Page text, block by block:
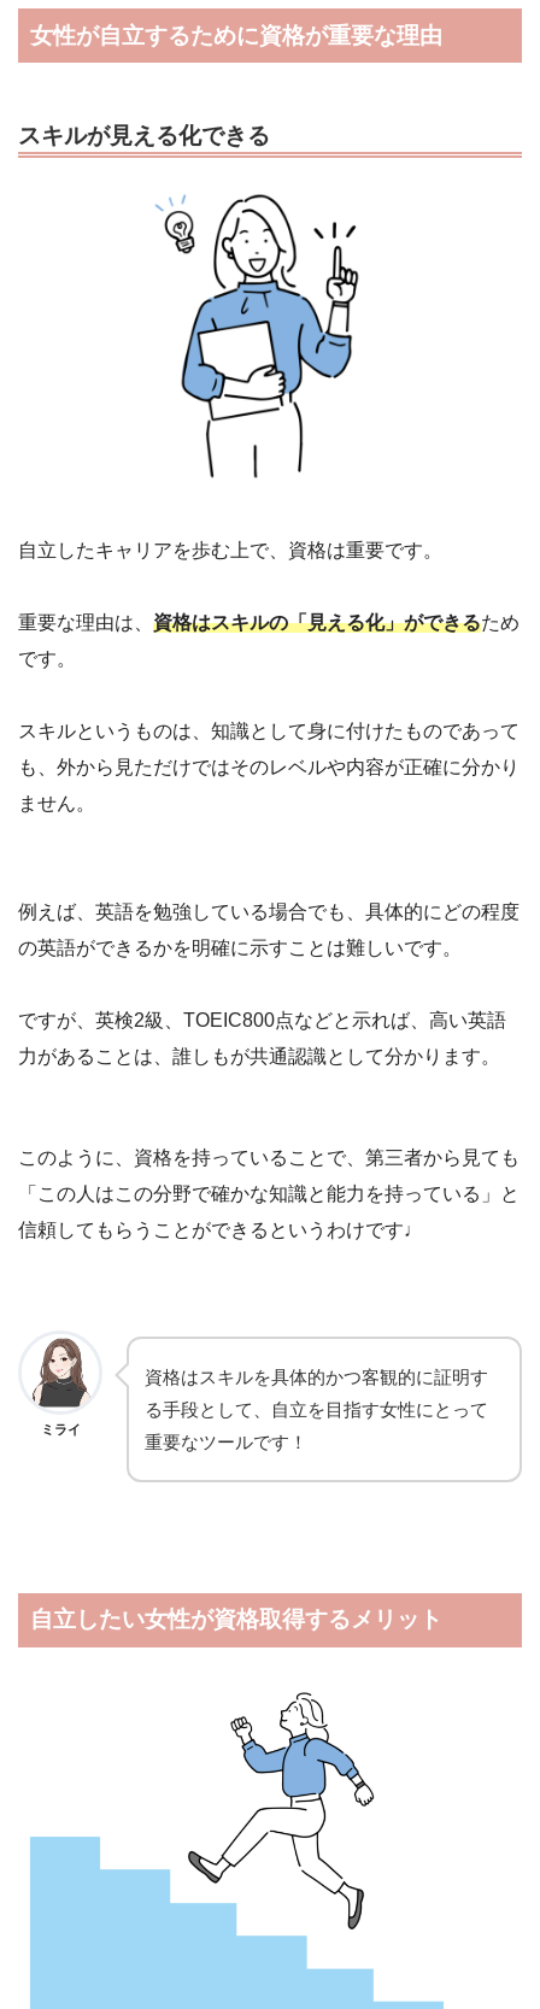
女性が自立するために資格が重要な理由
スキルが見える化できる
自立したキャリアを歩む上で、資格は重要です。
重要な理由は、 資格はスキルの「見える化」ができるため
です。
スキルというものは、知識として身に付けたものであって
も、外から見ただけではそのレベルや内容が正確に分かり
ません。
例えば、英語を勉強している場合でも、具体的にどの程度
の英語ができるかを明確に示すことは難しいです。
ですが、英検2級、TOEIC800点などと示れば、高い英語
力があることは、誰しもが共通認識として分かります。
このように、資格を持っていることで、第三者から見ても
「この人はこの分野で確かな知識と能力を持っている」と
信頼してもらうことができるというわけです♩
ミライ
資格はスキルを具体的かつ客観的に証明す
る手段として、自立を目指す女性にとって
重要なツールです！
自立したい女性が資格取得するメリット